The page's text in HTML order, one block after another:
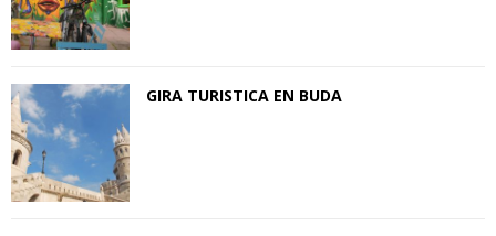
GIRA TURISTICA EN BUDA